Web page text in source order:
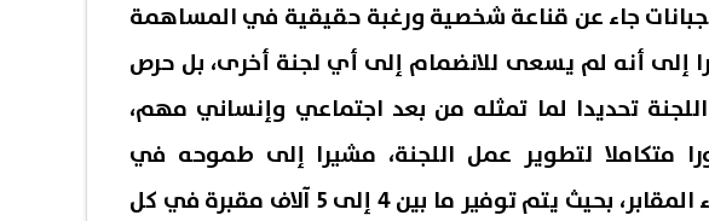
جاء عن قناعة شخصية ورغبة حقيقية في المساهمة
إلى أنه لم يسعى للانضمام إلى أي لجنة أخرى، بل حرص
تحديدا لما تمثله من بعد اجتماعي وإنساني مهم،
متكاملا لتطوير عمل اللجنة، مشيرا إلى طموحه في
التوسع الكبير في إنشاء المقابر، بحيث يتم توفير ما بين 4 إلى 5 آلاف مقبرة في كل